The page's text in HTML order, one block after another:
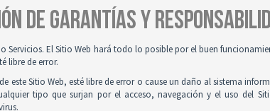
DE GARANTÍAS Y
El Sitio Web hará todo lo posible por el buen
libre de error.
Sitio Web, esté libre de error o cause un daño al sistema
tipo que surjan por el acceso, navegación y el uso del